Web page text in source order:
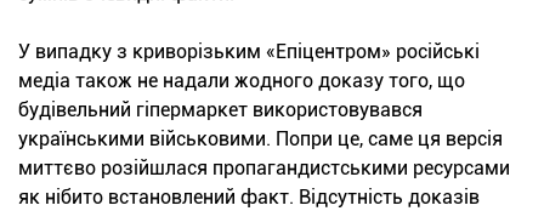
У випадку з криворізьким «Епіцентром» російські
медіа також не надали жодного доказу того, що
будівельний гіпермаркет використовувався
українськими військовими. Попри це, саме ця версія
миттєво розійшлася пропагандистськими ресурсами
як нібито встановлений факт. Відсутність доказів